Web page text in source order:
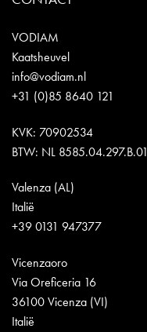
VODIAM
Kaatsheuvel
info@vodiam.nl
+31 (0)85 8640 121
KVK: 70902534
BTW: NL 8585.04.297.B.01
Valenza (AL)
Italië
+39 0131 947377
Vicenzaoro
Via Oreficeria 16
36100 Vicenza (VI)
Italië